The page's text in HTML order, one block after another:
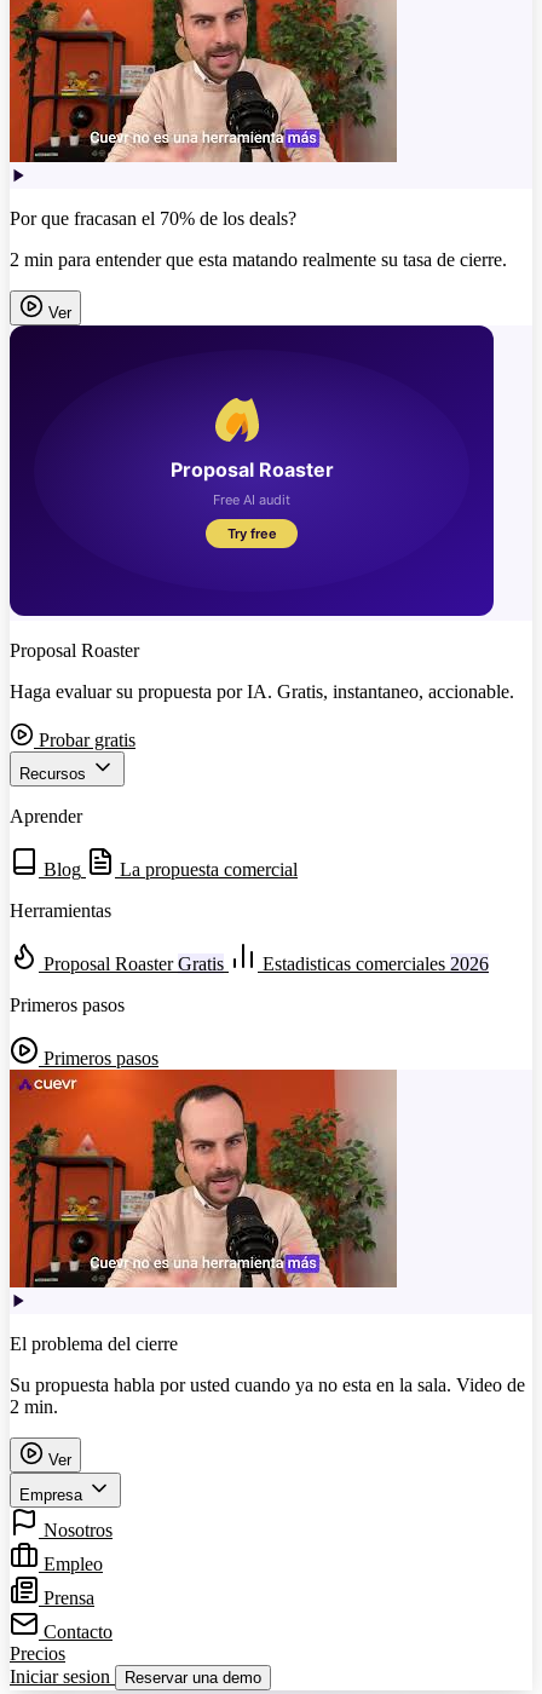
Por que fracasan el 70% de los deals?
2 min para entender que esta matando realmente su tasa de cierre.
Ver
Proposal Roaster
Haga evaluar su propuesta por IA. Gratis, instantaneo, accionable.
Probar gratis
Recursos
Aprender
Blog
La propuesta comercial
Herramientas
Proposal Roaster Gratis Estadisticas comerciales 2026
Primeros pasos
Primeros pasos
El problema del cierre
Su propuesta habla por usted cuando ya no esta en la sala. Video de
2 min.
Ver
Empresa
Nosotros
Empleo
Prensa
Contacto
Precios
Iniciar sesion
Reservar una demo